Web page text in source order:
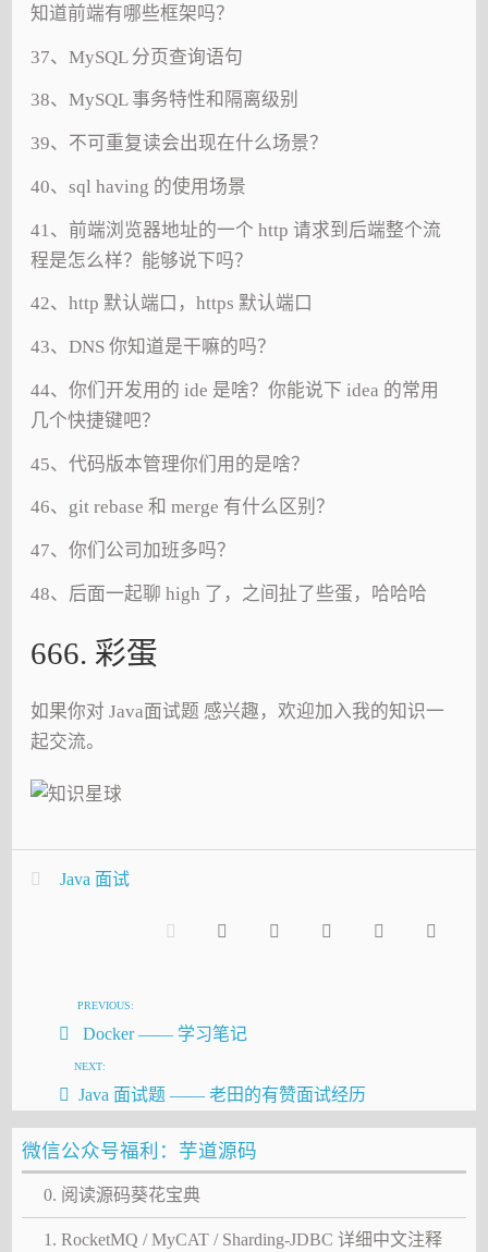
知道前端有哪些框架吗？
37、MySQL 分页查询语句
38、MySQL 事务特性和隔离级别
39、不可重复读会出现在什么场景？
40、sql having 的使用场景
41、前端浏览器地址的一个 http 请求到后端整个流
程是怎么样？能够说下吗？
42、http 默认端口，https 默认端口
43、DNS 你知道是干嘛的吗？
44、你们开发用的 ide 是啥？你能说下 idea 的常用
几个快捷键吧？
45、代码版本管理你们用的是啥？
46、git rebase 和 merge 有什么区别？
47、你们公司加班多吗？
48、后面一起聊 high 了，之间扯了些蛋，哈哈哈
666. 彩蛋
如果你对 Java面试题 感兴趣，欢迎加入我的知识一
起交流。
Java 面试
PREVIOUS:
Docker —— 学习笔记
NEXT:
Java 面试题 —— 老田的有赞面试经历
微信公众号福利：芋道源码
0. 阅读源码葵花宝典
1. RocketMQ / MyCAT / Sharding-JDBC 详细中文注释